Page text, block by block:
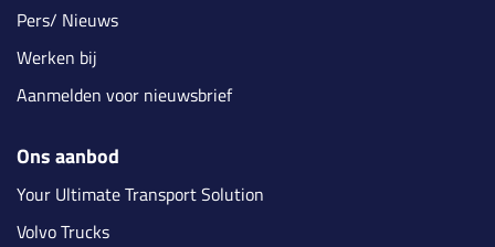
Pers/ Nieuws
Werken bij
Aanmelden voor nieuwsbrief
Ons aanbod
Your Ultimate Transport Solution
Volvo Trucks